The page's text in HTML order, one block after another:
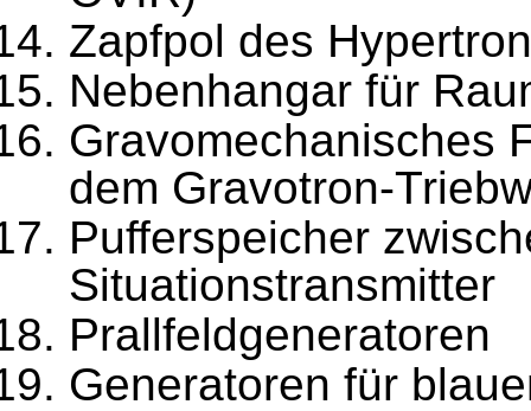
Zapfpol des
Nebenhangar für
Gravomechanisches
dem Gravotron-
Pufferspeicher
Situationstransmitter
Prallfeldgeneratoren
Generatoren für